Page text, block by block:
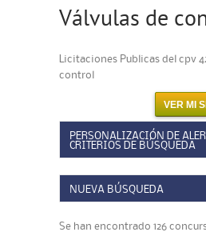
Válvulas de
Licitaciones Publicas del cpv
control
VER MI
PERSONALIZACIÓN DE
CRITERIOS DE BÚSQUEDA
NUEVA BÚSQUEDA
Se han encontrado 126